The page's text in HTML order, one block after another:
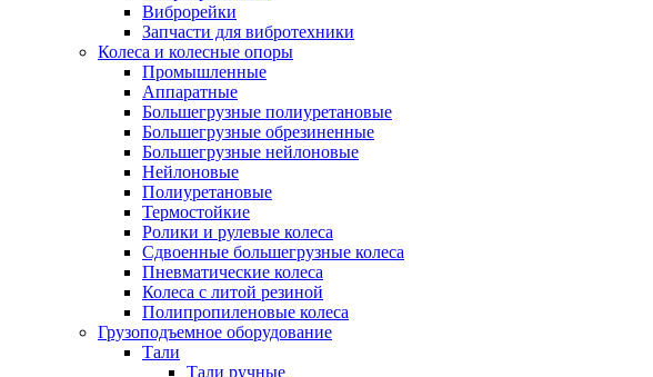
Виброрейки
Запчасти для вибротехники
Колеса и колесные опоры
Промышленные
Аппаратные
Большегрузные полиуретановые
Большегрузные обрезиненные
Большегрузные нейлоновые
Нейлоновые
Полиуретановые
Термостойкие
Ролики и рулевые колеса
Сдвоенные большегрузные колеса
Пневматические колеса
Колеса с литой резиной
Полипропиленовые колеса
Грузоподъемное оборудование
Тали
Тали ручные